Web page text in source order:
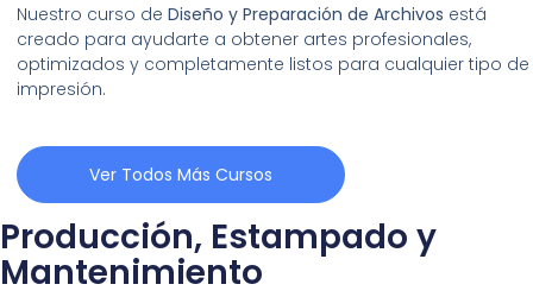
Nuestro curso de Diseño y Preparación de Archivos está
creado para ayudarte a obtener artes profesionales,
optimizados y completamente listos para cualquier tipo de
impresión.
Ver Todos Más Cursos
Producción, Estampado y
Mantenimiento